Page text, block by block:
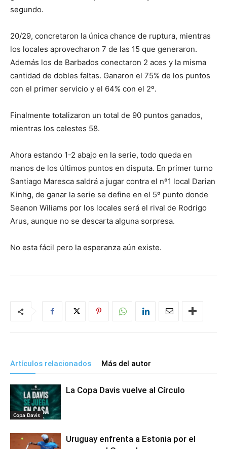
segundo.
20/29, concretaron la única chance de ruptura, mientras
los locales aprovecharon 7 de las 15 que generaron.
Además los de Barbados conectaron 2 aces y la misma
cantidad de dobles faltas. Ganaron el 75% de los puntos
con el primer servicio y el 64% con el 2º.
Finalmente totalizaron un total de 90 puntos ganados,
mientras los celestes 58.
Ahora estando 1-2 abajo en la serie, todo queda en
manos de los últimos puntos en disputa. En primer turno
Santiago Maresca saldrá a jugar contra el nº1 local Darian
Kinhg, de ganar la serie se define en el 5º punto donde
Seanon Wiliams por los locales será el rival de Rodrigo
Arus, aunque no se descarta alguna sorpresa.
No esta fácil pero la esperanza aún existe.
Artículos relacionados Más del autor
Copa Davis
La Copa Davis vuelve al Círculo
Uruguay enfrenta a Estonia por el